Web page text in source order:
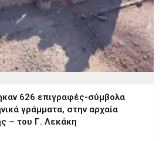
626 επιγραφές-σύμβολα
γράμματα, στην αρχαία
– του Γ. Λεκάκη